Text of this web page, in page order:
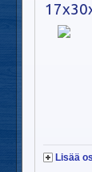
Lisää